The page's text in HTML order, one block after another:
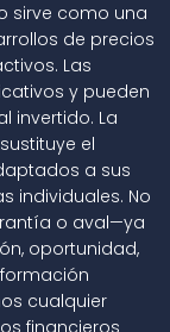
sirve como una
de precios
Las
y pueden
invertido. La
el
a sus
individuales. No
o aval—ya
oportunidad,
cualquier
financieros